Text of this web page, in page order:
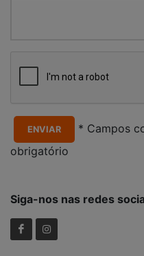
ENVIAR
* Campos
obrigatório
Siga-nos nas redes